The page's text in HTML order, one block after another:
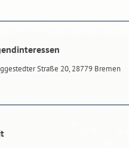
Straße 20, 28779 Bremen